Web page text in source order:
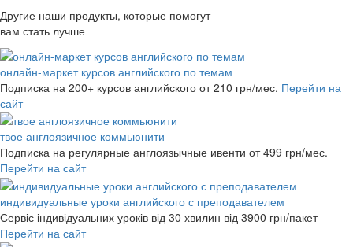
Другие наши продукты, которые помогут
вам стать лучше
онлайн-маркет курсов английского по темам
Подписка на 200+ курсов английского от 210 грн/мес. Перейти на
сайт
твое англоязичное коммьюнити
Подписка на регулярные англоязычные ивенти от 499 грн/мес.
Перейти на сайт
индивидуальные уроки английского с преподавателем
Сервіс індивідуальних уроків від 30 хвилин від 3900 грн/пакет
Перейти на сайт